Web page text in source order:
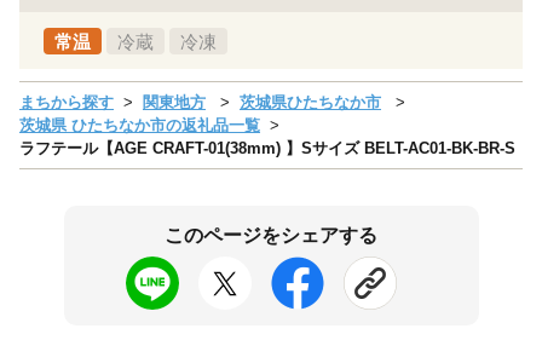
常温 冷蔵 冷凍
まちから探す 関東地方
茨城県ひたちなか市
茨城県 ひたちなか市の返礼品一覧
ラフテール【AGE CRAFT-01(38mm) 】Sサイズ BELT-AC01-BK-BR-S
このページをシェアする